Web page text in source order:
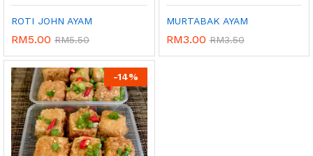
ROTI JOHN AYAM
RM5.00 RM5.50
MURTABAK AYAM
RM3.00 RM3.50
-14%